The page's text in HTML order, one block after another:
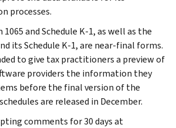
processes.
and Schedule K-1, as well as the
its Schedule K-1, are near-final forms.
to give tax practitioners a preview of
providers the information they
before the final version of the
are released in December.
comments for 30 days at